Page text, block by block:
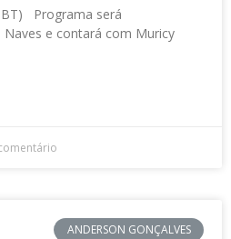
Programa será
e contará com Muricy
ANDERSON GONÇALVES